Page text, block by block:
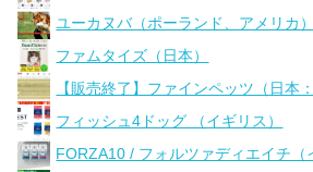
ユーカヌバ（ポーランド、アメリカ）
ファムタイズ（日本）
【販売終了】ファインペッツ（日本
フィッシュ4ドッグ （イギリス）
FORZA10 / フォルツァディエイチ（